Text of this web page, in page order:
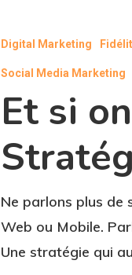
Digital Marketing
Social Media Marketing
Et si
Ne parlons plus de
Web ou Mobile.
Une stratégie qui